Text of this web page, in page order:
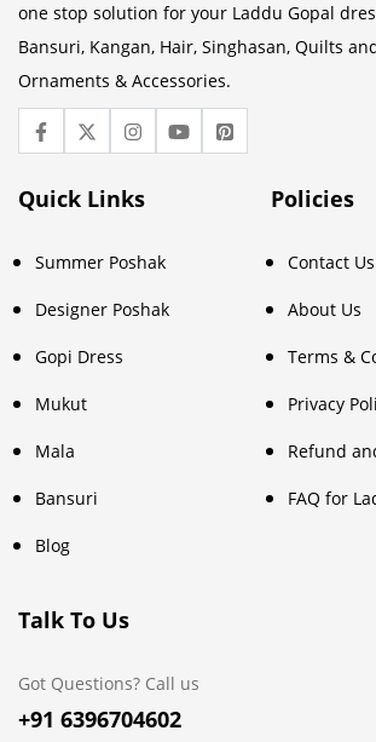
one stop solution for your Laddu Gopal
Bansuri, Kangan, Hair, Singhasan, Quilts
Ornaments & Accessories.
Quick Links
Summer Poshak
Designer Poshak
Gopi Dress
Mukut
Mala
Bansuri
Blog
Policies
Contact Us
About Us
Terms &
Privacy
Refund
FAQ for
Talk To Us
Got Questions? Call us
+91 6396704602